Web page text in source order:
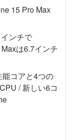
15 Pro Max
ンチで
は6.7インチ
コアと4つの
/ 新しい6コ